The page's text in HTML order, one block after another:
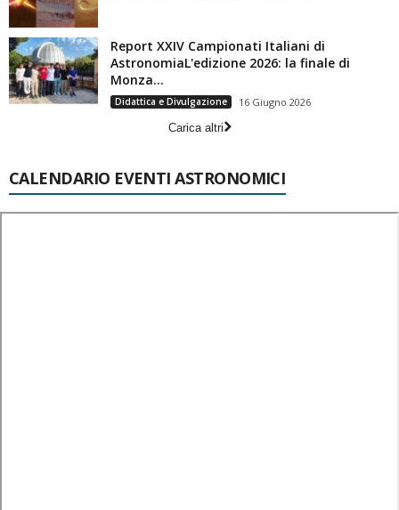
Report XXIV Campionati Italiani di
AstronomiaL'edizione 2026: la finale di
Monza...
Didattica e Divulgazione
16 Giugno 2026
Carica altri
CALENDARIO EVENTI ASTRONOMICI